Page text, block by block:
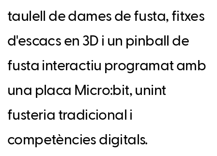
taulell de dames de fusta, fitxes
d'escacs en 3D i un pinball de
fusta interactiu programat amb
una placa Micro:bit, unint
fusteria tradicional i
competències digitals.